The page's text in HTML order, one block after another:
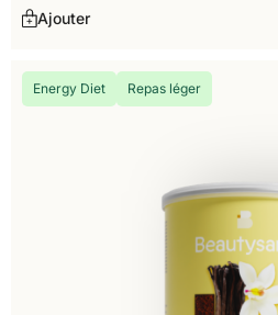
Ajouter
Energy Diet Repas léger